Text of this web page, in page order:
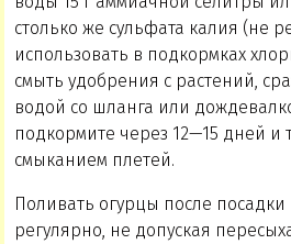
столько же сульфата калия (не
использовать в подкормках
смыть удобрения с растений,
водой со шланга или
подкормите через 12—15 дней и
смыканием плетей.
Поливать огурцы после
регулярно, не допуская